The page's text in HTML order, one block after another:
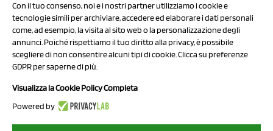
Privacy Policy
Cookie Policy
Chi Siamo
2023 NCX Drahorad srl - All rights reserved
Con il tuo consenso, noi e i nostri partner utilizziamo i cookie e
tecnologie simili per archiviare, accedere ed elaborare i dati personali
come, ad esempio, la visita al sito web o la personalizzazione degli
annunci. Poiché rispettiamo il tuo diritto alla privacy, è possibile
scegliere di non consentire alcuni tipi di cookie. Clicca su preferenze
GDPR per saperne di più.
Visualizza la Cookie Policy Completa
Powered by